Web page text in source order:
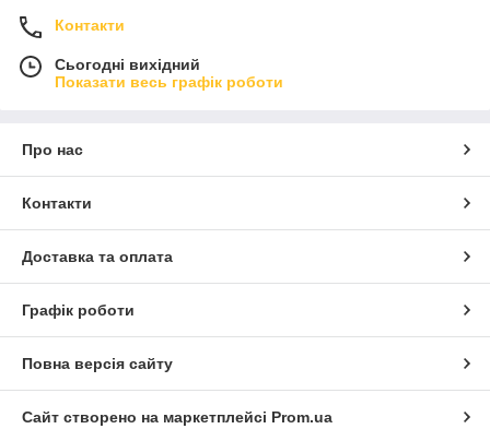
Контакти
Сьогодні вихідний
Показати весь графік роботи
Про нас
Контакти
Доставка та оплата
Графік роботи
Повна версія сайту
Сайт створено на маркетплейсі Prom.ua